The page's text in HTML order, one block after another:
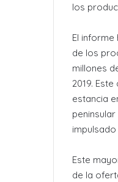
los
El
de los
millones
2019.
estancia
Este
de la